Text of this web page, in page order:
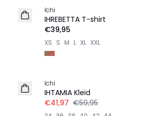
NEU
Ichi
IHREBETTA T-shirt
€39,95
XS S M L XL XXL
Ichi
IHTAMIA Kleid
€41,97 €59,95